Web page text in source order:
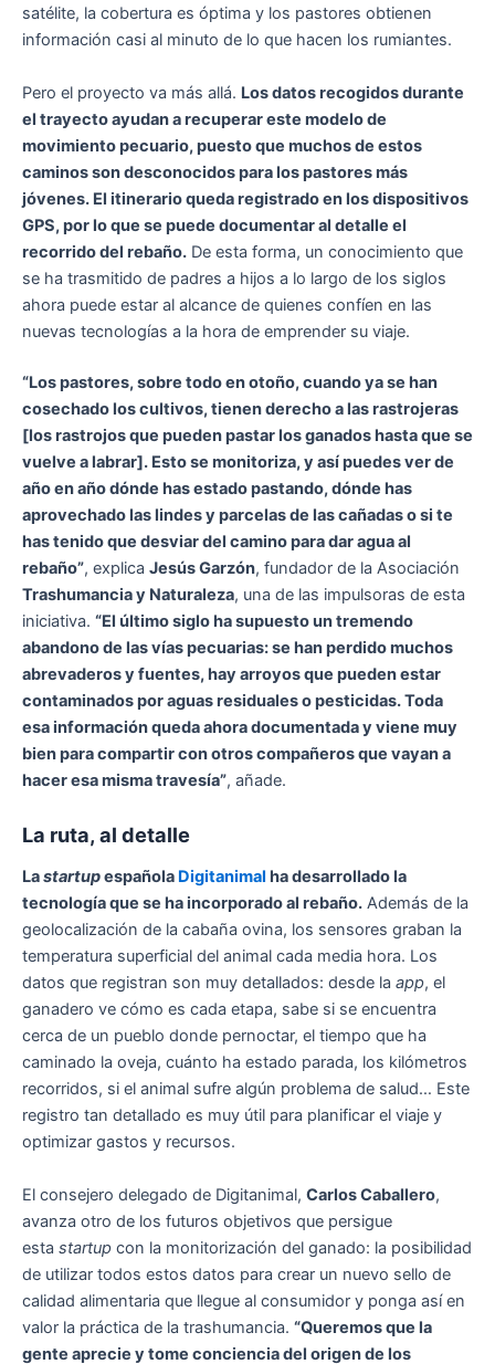
satélite, la cobertura es óptima y los pastores obtienen
información casi al minuto de lo que hacen los rumiantes.
Pero el proyecto va más allá. Los datos recogidos durante
el trayecto ayudan a recuperar este modelo de
movimiento pecuario, puesto que muchos de estos
caminos son desconocidos para los pastores más
jóvenes. El itinerario queda registrado en los dispositivos
GPS, por lo que se puede documentar al detalle el
recorrido del rebaño. De esta forma, un conocimiento que
se ha trasmitido de padres a hijos a lo largo de los siglos
ahora puede estar al alcance de quienes confíen en las
nuevas tecnologías a la hora de emprender su viaje.
“Los pastores, sobre todo en otoño, cuando ya se han
cosechado los cultivos, tienen derecho a las rastrojeras
[los rastrojos que pueden pastar los ganados hasta que se
vuelve a labrar]. Esto se monitoriza, y así puedes ver de
año en año dónde has estado pastando, dónde has
aprovechado las lindes y parcelas de las cañadas o si te
has tenido que desviar del camino para dar agua al
rebaño”, explica Jesús Garzón, fundador de la Asociación
Trashumancia y Naturaleza, una de las impulsoras de esta
iniciativa. “El último siglo ha supuesto un tremendo
abandono de las vías pecuarias: se han perdido muchos
abrevaderos y fuentes, hay arroyos que pueden estar
contaminados por aguas residuales o pesticidas. Toda
esa información queda ahora documentada y viene muy
bien para compartir con otros compañeros que vayan a
hacer esa misma travesía”, añade.
La ruta, al detalle
Lastartupespañola Digitanimal ha desarrollado la
tecnología que se ha incorporado al rebaño. Además de la
geolocalización de la cabaña ovina, los sensores graban la
temperatura superficial del animal cada media hora. Los
datos que registran son muy detallados: desde la app, el
ganadero ve cómo es cada etapa, sabe si se encuentra
cerca de un pueblo donde pernoctar, el tiempo que ha
caminado la oveja, cuánto ha estado parada, los kilómetros
recorridos, si el animal sufre algún problema de salud… Este
registro tan detallado es muy útil para planificar el viaje y
optimizar gastos y recursos.
El consejero delegado de Digitanimal, Carlos Caballero,
avanza otro de los futuros objetivos que persigue
esta startup con la monitorización del ganado: la posibilidad
de utilizar todos estos datos para crear un nuevo sello de
calidad alimentaria que llegue al consumidor y ponga así en
valor la práctica de la trashumancia. “Queremos que la
gente aprecie y tome conciencia del origen de los